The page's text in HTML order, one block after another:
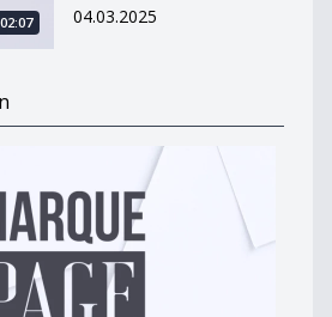
04.03.2025